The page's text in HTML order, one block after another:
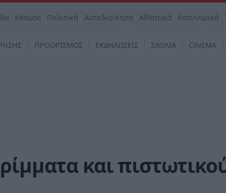
Κόσμος Πολιτική Αυτοδιοίκηση Αθλητικά Αστυνομικά
ΠΡΟΟΡΙΣΜΟΣ ΕΚΔΗΛΩΣΕΙΣ ΣΧΟΛΙΑ CINEMA
και